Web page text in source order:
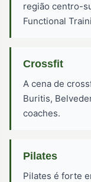
região centro-
Functional
Crossfit
A cena de
Buritis,
coaches.
Pilates
Pilates é forte